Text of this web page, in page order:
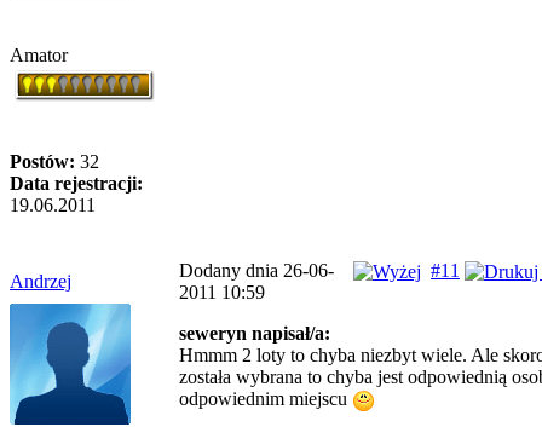
Amator
Postów: 32
Data rejestracji:
19.06.2011
Andrzej
#11
Dodany dnia 26-06-
2011 10:59
seweryn napisał/a:
Hmmm 2 loty to chyba niezbyt wiele. Ale
została wybrana to chyba jest odpowiednią
odpowiednim miejscu